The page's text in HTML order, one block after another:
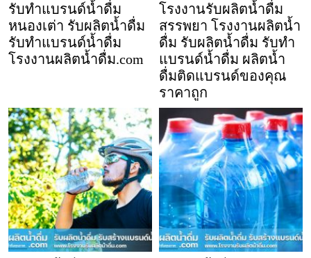
รับทำแบรนด์น้ำดื่ม
หนองเต่า รับผลิตน้ำดื่ม
รับทำแบรนด์น้ำดื่ม
โรงงานผลิตน้ำดื่ม.com
โรงงานรับผลิตน้ำดื่ม
สรรพยา โรงงานผลิตน้ำ
ดื่ม รับผลิตน้ำดื่ม รับทำ
แบรนด์น้ำดื่ม ผลิตน้ำ
ดื่มติดแบรนด์ของคุณ
ราคาถูก